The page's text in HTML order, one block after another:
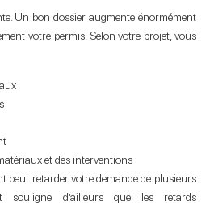
Un bon dossier augmente énormément
votre permis. Selon votre projet, vous
et des interventions
peut retarder votre demande de plusieurs
souligne d’ailleurs que les retards